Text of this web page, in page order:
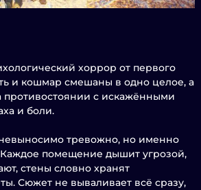
хоррор от первого
и кошмар смешаны в одно целое, а
с искажёнными
и боли.
тревожно, но именно
Каждое помещение дышит угрозой,
стены словно хранят
Сюжет не вываливает всё сразу,